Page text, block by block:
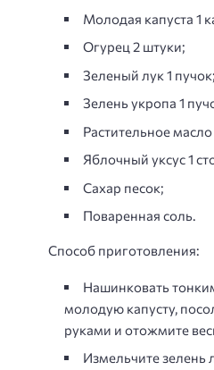
Молодая капуста 1
Огурец 2 штуки;
Зеленый лук 1 пучок;
Зелень укропа 1
Растительное
Яблочный уксус 1
Сахар песок;
Поваренная соль.
Способ приготовления:
Нашинковать
молодую капусту,
руками и отожмите
Измельчите зелень